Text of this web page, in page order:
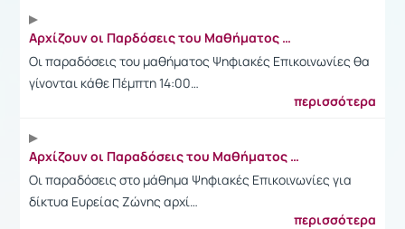
Αρχίζουν οι Παρδόσεις του Μαθήματος Ψηφιακές Επικοινωνίες
Οι παραδόσεις του μαθήματος Ψηφιακές Επικοινωνίες θα
γίνονται κάθε Πέμπτη 14:00…
περισσότερα
Αρχίζουν οι Παραδόσεις του Μαθήματος Ψηφιακές Επικοινωνίες για Δίκτυα Ευρείας Ζώνης
Οι παραδόσεις στο μάθημα Ψηφιακές Επικοινωνίες για
δίκτυα Ευρείας Ζώνης αρχί…
περισσότερα